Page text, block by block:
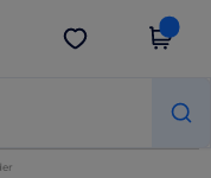
App holen